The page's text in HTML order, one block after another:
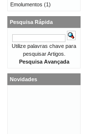
Emolumentos (1)
Pesquisa Rápida
Utilize palavras chave para
pesquisar Artigos.
Pesquisa Avançada
Novidades